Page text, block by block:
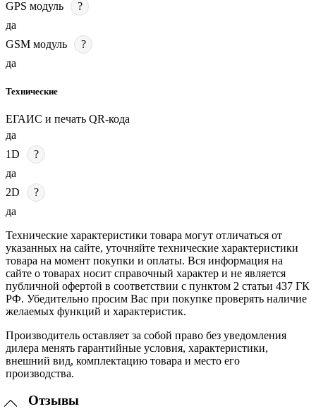
GPS модуль
?
да
GSM модуль
?
да
Технические
ЕГАИС и печать QR-кода
да
1D
?
да
2D
?
да
Технические характеристики товара могут отличаться от
указанных на сайте, уточняйте технические характеристики
товара на момент покупки и оплаты. Вся информация на
сайте о товарах носит справочный характер и не является
публичной офертой в соответствии с пунктом 2 статьи 437 ГК
РФ. Убедительно просим Вас при покупке проверять наличие
желаемых функций и характеристик.
Производитель оставляет за собой право без уведомления
дилера менять гарантийные условия, характеристики,
внешний вид, комплектацию товара и место его
производства.
Отзывы